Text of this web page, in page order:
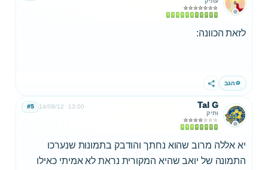
לזאת הכוונה:
הגב שתף
Tal G
ותיק
14/08/12 13:00
#5
יא אללה מרוב שהוא נחתך והודבק בתמונות שנערכו
התמונה של יואב שהיא המקורית נראת לא אמיתי כאילו